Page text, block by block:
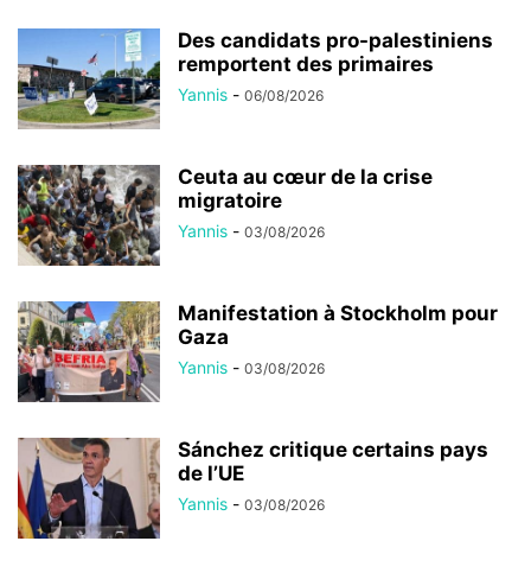
Des candidats pro-palestiniens
remportent des primaires
Yannis - 06/08/2026
Ceuta au cœur de la crise
migratoire
Yannis - 03/08/2026
Manifestation à Stockholm pour
Gaza
Yannis - 03/08/2026
Sánchez critique certains pays
de l’UE
Yannis - 03/08/2026